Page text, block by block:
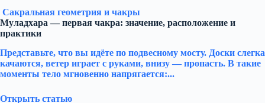
Сакральная геометрия и чакры
Муладхара — первая чакра: значение, расположение и
практики
Представьте, что вы идёте по подвесному мосту. Доски слегка
качаются, ветер играет с руками, внизу — пропасть. В такие
моменты тело мгновенно напрягается:...
Открыть статью